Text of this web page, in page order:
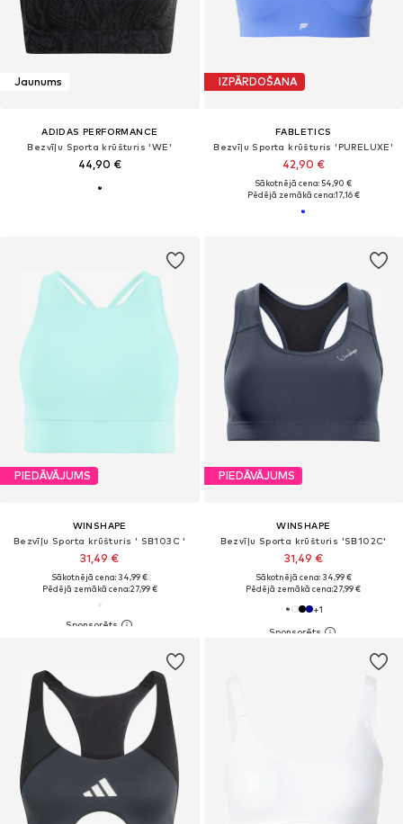
Jaunums
ADIDAS PERFORMANCE
Bezvīļu Sporta krūšturis 'WE'
44,90 €
IZPĀRDOŠANA
FABLETICS
Bezvīļu Sporta krūšturis 'PURELUXE'
42,90 €
Sākotnējā cena: 54,90 €
Pēdējā zemākā cena:17,16 €
PIEDĀVĀJUMS
WINSHAPE
Bezvīļu Sporta krūšturis ' SB103C '
31,49 €
Sākotnējā cena: 34,99 €
Pēdējā zemākā cena:27,99 €
PIEDĀVĀJUMS
WINSHAPE
Bezvīļu Sporta krūšturis 'SB102C'
31,49 €
Sākotnējā cena: 34,99 €
Pēdējā zemākā cena:27,99 €
+1